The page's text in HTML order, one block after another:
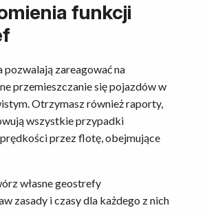
funkcji
pozwalają zareagować na
przemieszczanie się pojazdów w
Otrzymasz również raporty,
wszystkie przypadki
przez flotę, obejmujące
własne geostrefy
zasady i czasy dla każdego z nich